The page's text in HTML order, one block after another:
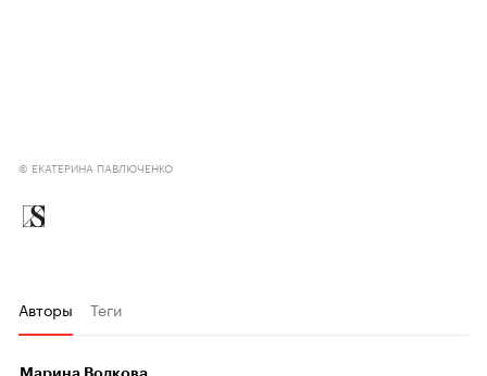
© ЕКАТЕРИНА ПАВЛЮЧЕНКО
Авторы Теги
Марина Волкова